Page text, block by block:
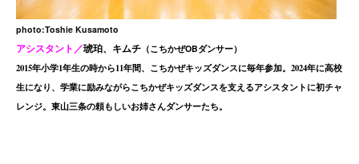
photo:Toshie Kusamoto
アシスタント／琥珀、キムチ （こちかぜOBダンサー）
2015年小学1年生の時から11年間、こちかぜキッズダンスに毎年参加。2024年に高校
生になり、学業に励みながらこちかぜキッズダンスを支えるアシスタントに初チャ
レンジ。東山三条の頼もしいお姉さんダンサーたち。